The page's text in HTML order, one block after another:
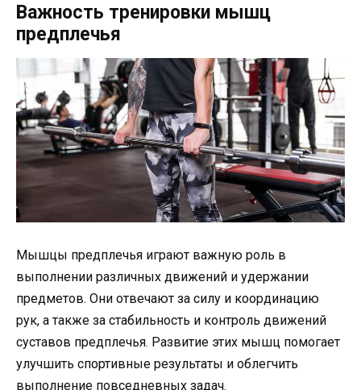
Важность тренировки мышц
предплечья
Мышцы предплечья играют важную роль в
выполнении различных движений и удержании
предметов. Они отвечают за силу и координацию
рук, а также за стабильность и контроль движений
суставов предплечья. Развитие этих мышц помогает
улучшить спортивные результаты и облегчить
выполнение повседневных задач.